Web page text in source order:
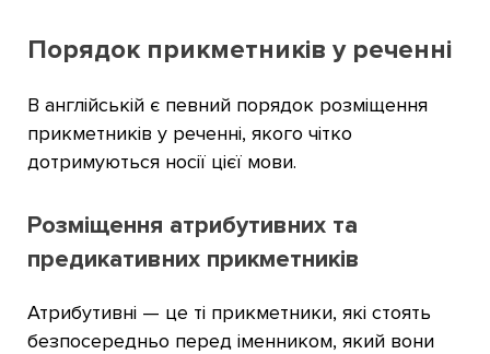
Порядок прикметників у реченні
В англійській є певний порядок розміщення
прикметників у реченні, якого чітко
дотримуються носії цієї мови.
Розміщення атрибутивних та
предикативних прикметників
Атрибутивні — це ті прикметники, які стоять
безпосередньо перед іменником, який вони